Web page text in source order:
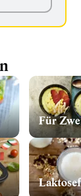
Für